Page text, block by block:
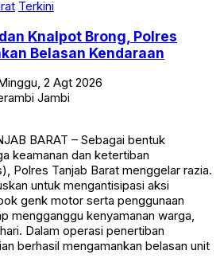
Belasan Kendaraan
Jambi
keamanan dan ketertiban
Polres Tanjab Barat menggelar razia.
untuk mengantisipasi aksi
genk motor serta penggunaan
mengganggu kenyamanan warga,
Dalam operasi penertiban
berhasil mengamankan belasan unit